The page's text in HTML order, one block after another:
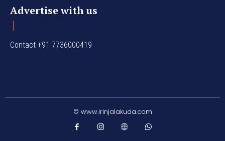
Advertise with us
Contact +91 7736000419
© www.irinjalakuda.com